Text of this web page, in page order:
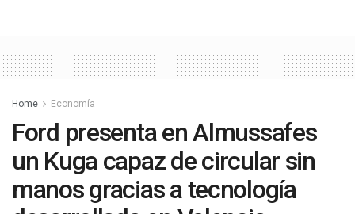
Home Economía
Ford presenta en Almussafes
un Kuga capaz de circular sin
manos gracias a tecnología